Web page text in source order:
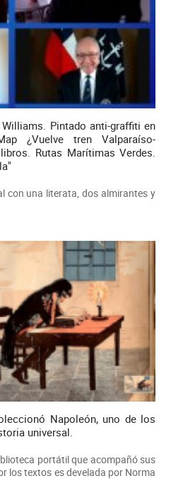
Pintado anti-graffiti en
¿Vuelve tren Valparaíso-
Rutas Marítimas Verdes.
con una literata, dos almirantes y
Napoleón, uno de los
universal.
portátil que acompañó sus
los textos es develada por Norma